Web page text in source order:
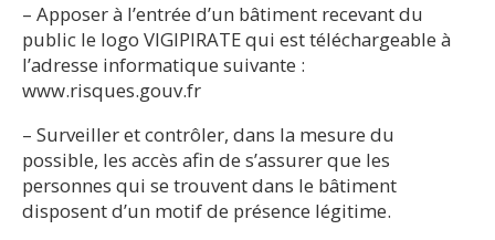
– Apposer à l’entrée d’un bâtiment recevant du
public le logo VIGIPIRATE qui est téléchargeable à
l’adresse informatique suivante :
www.risques.gouv.fr
– Surveiller et contrôler, dans la mesure du
possible, les accès afin de s’assurer que les
personnes qui se trouvent dans le bâtiment
disposent d’un motif de présence légitime.